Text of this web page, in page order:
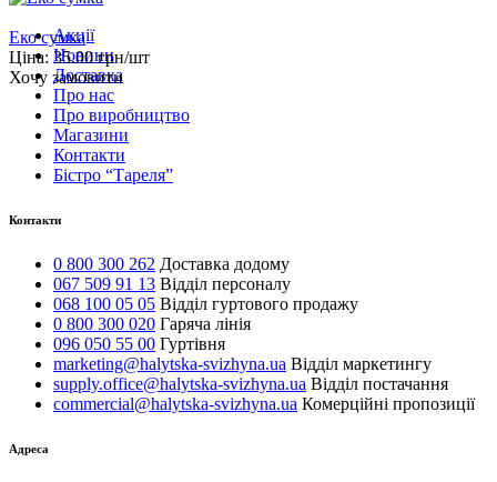
Еко сумка
Ціна: 35.00 грн/шт
Хочу замовити
Акції
Новини
Доставка
Про нас
Про виробництво
Магазини
Контакти
Бістро “Тареля”
Контакти
0 800 300 262 Доставка додому
067 509 91 13 Відділ персоналу
068 100 05 05 Відділ гуртового продажу
0 800 300 020 Гаряча лінія
096 050 55 00 Гуртівня
marketing@halytska-svizhyna.ua Відділ маркетингу
supply.office@halytska-svizhyna.ua Відділ постачання
commercial@halytska-svizhyna.ua Комерційні пропозиції
Адреса